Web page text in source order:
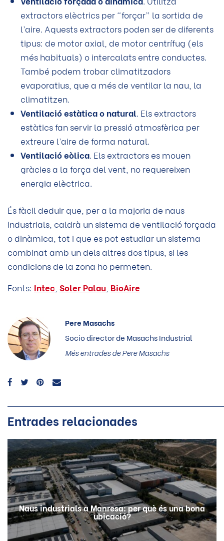
extractors elèctrics per “forçar” la sortida de
l’aire. Aquests extractors poden ser de diferents
tipus: de motor axial, de motor centrífug (els
més habituals) o intercalats entre conductes.
També podem trobar climatitzadors
evaporatius, que a més de ventilar la nau, la
climatitzen.
Ventilació estàtica o natural. Els extractors
estàtics fan servir la pressió atmosfèrica per
extreure l’aire de forma natural.
Ventilació eòlica. Els extractors es mouen
gràcies a la força del vent, no requereixen
energia elèctrica.
És fàcil deduir que, per a la majoria de naus
industrials, caldrà un sistema de ventilació forçada
o dinàmica, tot i que es pot estudiar un sistema
combinat amb un dels altres dos tipus, si les
condicions de la zona ho permeten.
Fonts: Intec Soler Palau BioAire
Pere Masachs
Socio director de Masachs Industrial
Més entrades dePere Masachs
Entrades relacionades
Naus industrials a Manresa: per què és una bona
ubicació?